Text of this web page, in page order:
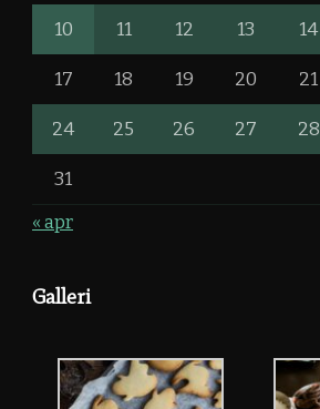
10 11 12 13 14
17 18 19 20 21
24 25 26 27 28
31
« apr
Galleri